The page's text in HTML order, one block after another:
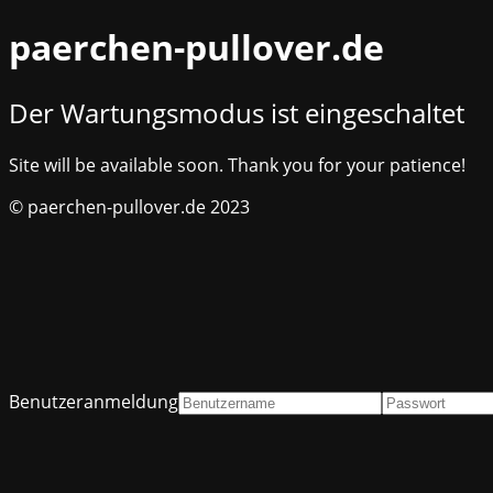
paerchen-pullover.de
Der Wartungsmodus ist eingeschaltet
Site will be available soon. Thank you for your patience!
© paerchen-pullover.de 2023
Benutzeranmeldung